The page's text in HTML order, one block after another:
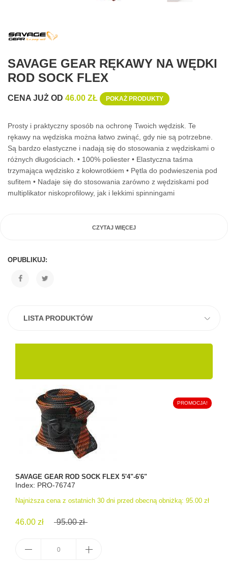
SAVAGE GEAR RĘKAWY NA WĘDKI
ROD SOCK FLEX
CENA JUŻ OD 46.00 ZŁ POKAŻ PRODUKTY
Prosty i praktyczny sposób na ochronę Twoich wędzisk. Te
rękawy na wędziska można łatwo zwinąć, gdy nie są potrzebne.
Są bardzo elastyczne i nadają się do stosowania z wędziskami o
różnych długościach. • 100% poliester • Elastyczna taśma
trzymająca wędzisko z kołowrotkiem • Pętla do podwieszenia pod
sufitem • Nadaje się do stosowania zarówno z wędziskami pod
multiplikator niskoprofilowy, jak i lekkimi spinningami
CZYTAJ WIĘCEJ
OPUBLIKUJ:
LISTA PRODUKTÓW
PROMOCJA!
SAVAGE GEAR ROD SOCK FLEX 5'4"-6'6"
Index: PRO-76747
Najniższa cena z ostatnich 30 dni przed obecną obniżką: 95.00 zł
46.00 zł 95.00 zł